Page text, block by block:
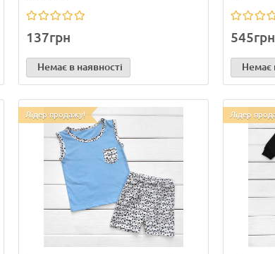
137грн
Немає в наявності
545грн
Немає
Лідер продажу! Лідер